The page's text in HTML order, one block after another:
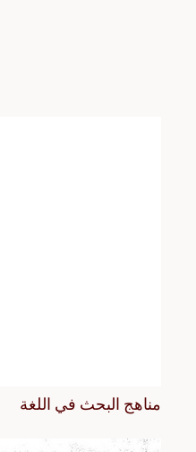
مناهج البحث في اللغة